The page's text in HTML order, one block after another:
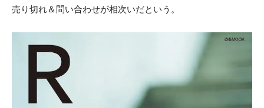
売り切れ＆問い合わせが相次いだという。